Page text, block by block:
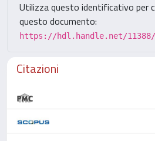
Utilizza questo identificativo per
questo documento:
https://hdl.handle.net/11388/
Citazioni